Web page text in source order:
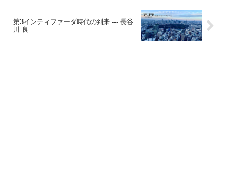
第3インティファーダ時代の到来 --- 長谷
川 良